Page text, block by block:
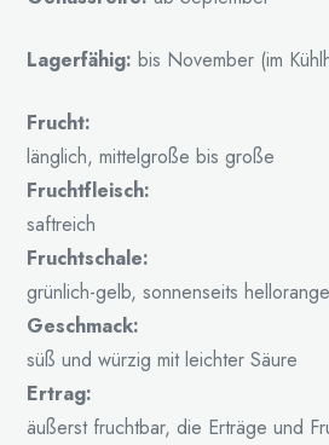
Lagerfähig:bis November (im
Frucht:
länglich, mittelgroße bis große
Fruchtfleisch:
saftreich
Fruchtschale:
grünlich-gelb, sonnenseits
Geschmack:
süß und würzig mit leichter Säure
Ertrag:
äußerst fruchtbar, die Erträge und